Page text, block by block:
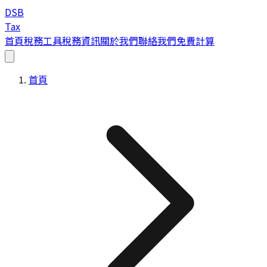
DSB
Tax
首頁稅務工具稅務資訊關於我們聯絡我們免費計算
首頁